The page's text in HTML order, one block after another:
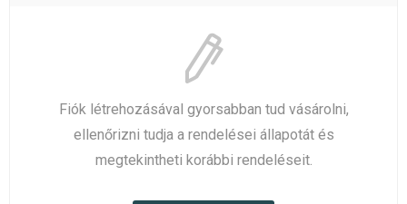
Fiók létrehozásával gyorsabban tud vásárolni,
ellenőrizni tudja a rendelései állapotát és
megtekintheti korábbi rendeléseit.